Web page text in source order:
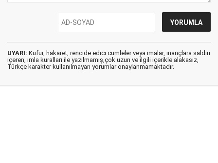
UYARI: Küfür, hakaret, rencide edici cümleler veya imalar, inançlara saldırı
içeren, imla kuralları ile yazılmamış,çok uzun ve ilgili içerikle alakasız,
Türkçe karakter kullanılmayan yorumlar onaylanmamaktadır.